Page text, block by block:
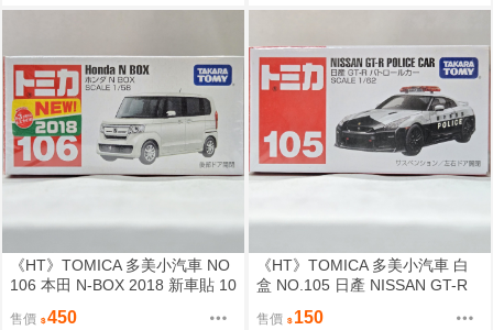
《HT》TOMICA 多美小汽車 NO
106 本田 N-BOX 2018 新車貼 10
售價 450
《HT》TOMICA 多美小汽車 白
盒 NO.105 日產 NISSAN GT-R
售價 150